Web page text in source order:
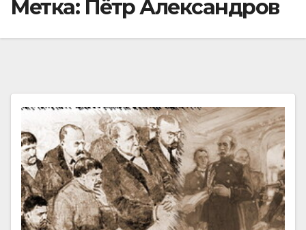
Метка: Пётр Александров